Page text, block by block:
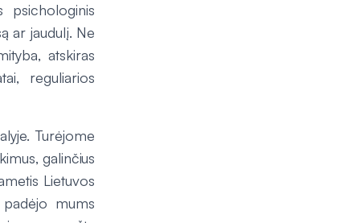
psichologinis
ar jaudulį. Ne
atskiras
reguliarios
Turėjome
galinčius
Lietuvos
mums